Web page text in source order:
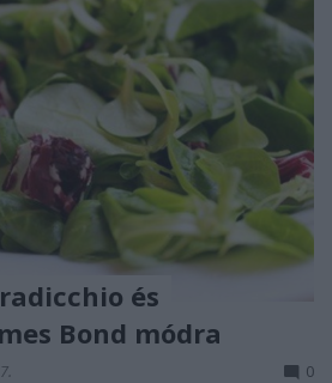
és
Bond módra
0